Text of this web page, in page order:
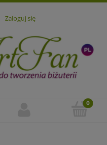
Zaloguj się